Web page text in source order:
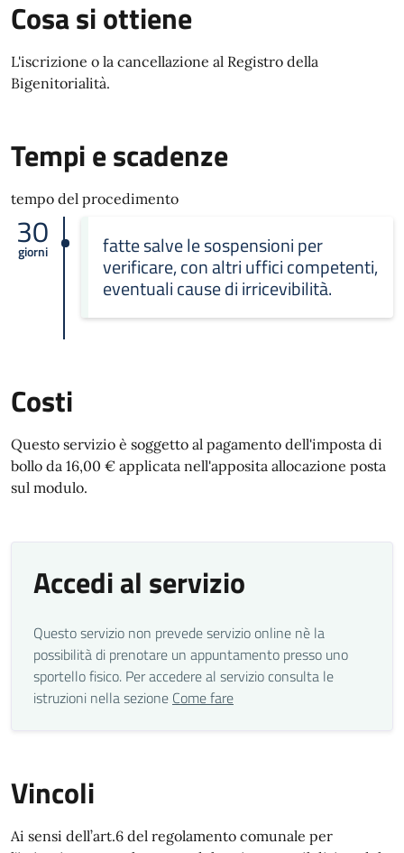
Cosa si ottiene
L'iscrizione o la cancellazione al Registro della
Bigenitorialità.
Tempi e scadenze
tempo del procedimento
30
giorni fatte salve le sospensioni per
verificare, con altri uffici competenti,
eventuali cause di irricevibilità.
Costi
Questo servizio è soggetto al pagamento dell'imposta di
bollo da 16,00 € applicata nell'apposita allocazione posta
sul modulo.
Accedi al servizio
Questo servizio non prevede servizio online nè la
possibilità di prenotare un appuntamento presso uno
sportello fisico. Per accedere al servizio consulta le
istruzioni nella sezione Come fare
Vincoli
Ai sensi dell’art.6 del regolamento comunale per